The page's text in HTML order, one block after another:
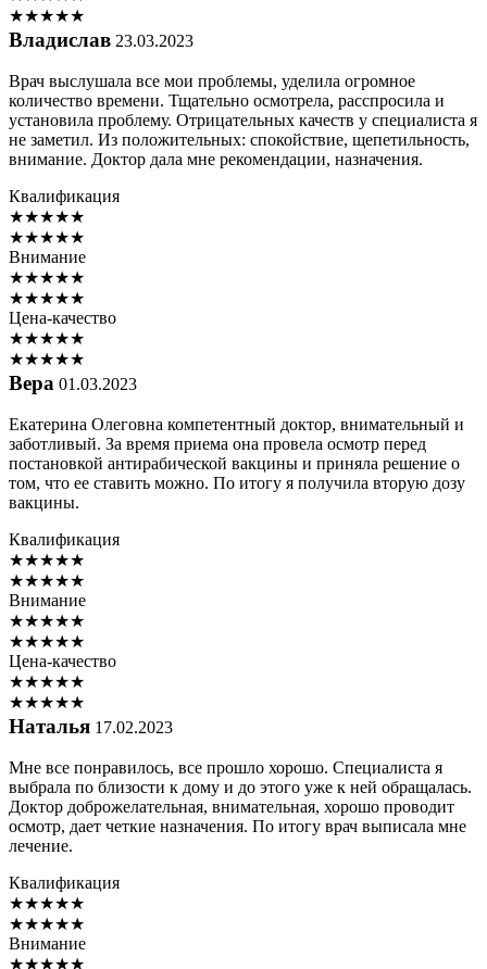
★★★★★
Владислав 23.03.2023
Врач выслушала все мои проблемы, уделила огромное
количество времени. Тщательно осмотрела, расспросила и
установила проблему. Отрицательных качеств у специалиста я
не заметил. Из положительных: спокойствие, щепетильность,
внимание. Доктор дала мне рекомендации, назначения.
Квалификация
★★★★★
★★★★★
Внимание
★★★★★
★★★★★
Цена-качество
★★★★★
★★★★★
Вера 01.03.2023
Екатерина Олеговна компетентный доктор, внимательный и
заботливый. За время приема она провела осмотр перед
постановкой антирабической вакцины и приняла решение о
том, что ее ставить можно. По итогу я получила вторую дозу
вакцины.
Квалификация
★★★★★
★★★★★
Внимание
★★★★★
★★★★★
Цена-качество
★★★★★
★★★★★
Наталья 17.02.2023
Мне все понравилось, все прошло хорошо. Специалиста я
выбрала по близости к дому и до этого уже к ней обращалась.
Доктор доброжелательная, внимательная, хорошо проводит
осмотр, дает четкие назначения. По итогу врач выписала мне
лечение.
Квалификация
★★★★★
★★★★★
Внимание
★★★★★